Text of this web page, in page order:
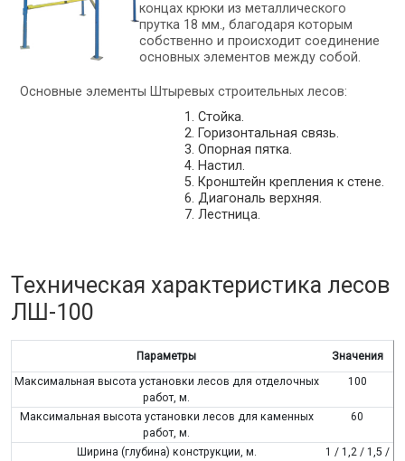
концах крюки из металлического
прутка 18 мм., благодаря которым
собственно и происходит соединение
основных элементов между собой.
Основные элементы Штыревых строительных лесов:
1. Стойка.
2. Горизонтальная связь.
3. Опорная пятка.
4. Настил.
5. Кронштейн крепления к стене.
6. Диагональ верхняя.
7. Лестница.
Техническая характеристика лесов
ЛШ-100
Параметры
Значения
Максимальная высота установки лесов для отделочных
работ, м.
100
Максимальная высота установки лесов для каменных
работ, м.
60
Ширина (глубина) конструкции, м.
1 / 1,2 / 1,5 /